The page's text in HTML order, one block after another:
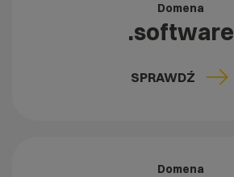
Domena
.software
SPRAWDŹ
Domena